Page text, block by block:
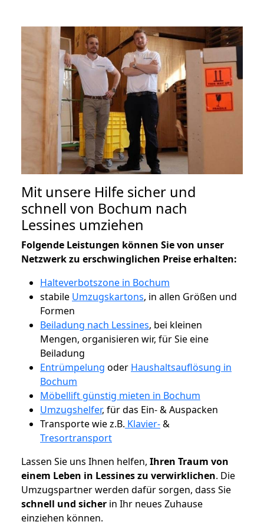
Mit unsere Hilfe sicher und
schnell von Bochum nach
Lessines umziehen
Folgende Leistungen können Sie von unser
Netzwerk zu erschwinglichen Preise erhalten:
Halteverbotszone in Bochum
stabile Umzugskartons, in allen Größen und
Formen
Beiladung nach Lessines, bei kleinen
Mengen, organisieren wir, für Sie eine
Beiladung
Entrümpelung oder Haushaltsauflösung in
Bochum
Möbellift günstig mieten in Bochum
Umzugshelfer, für das Ein- & Auspacken
Transporte wie z.B. Klavier-&
Tresortransport
Lassen Sie uns Ihnen helfen, Ihren Traum von
einem Leben in Lessines zu verwirklichen. Die
Umzugspartner werden dafür sorgen, dass Sie
schnell und sicher in Ihr neues Zuhause
einziehen können.